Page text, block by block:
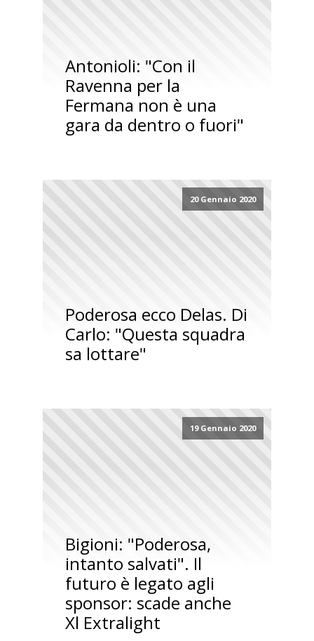
Antonioli: "Con il
Ravenna per la
Fermana non è una
gara da dentro o fuori"
20 Gennaio 2020
Poderosa ecco Delas. Di
Carlo: "Questa squadra
sa lottare"
19 Gennaio 2020
Bigioni: "Poderosa,
intanto salvati". Il
futuro è legato agli
sponsor: scade anche
Xl Extralight